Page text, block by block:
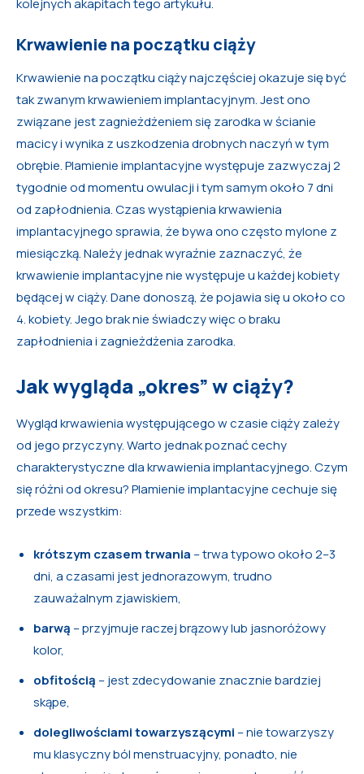
Krwawienie na początku ciąży
Krwawienie na początku ciąży najczęściej okazuje się być
tak zwanym krwawieniem implantacyjnym. Jest ono
związane jest zagnieżdżeniem się zarodka w ścianie
macicy i wynika z uszkodzenia drobnych naczyń w tym
obrębie. Plamienie implantacyjne występuje zazwyczaj 2
tygodnie od momentu owulacji i tym samym około 7 dni
od zapłodnienia. Czas wystąpienia krwawienia
implantacyjnego sprawia, że bywa ono często mylone z
miesiączką. Należy jednak wyraźnie zaznaczyć, że
krwawienie implantacyjne nie występuje u każdej kobiety
będącej w ciąży. Dane donoszą, że pojawia się u około co
4. kobiety. Jego brak nie świadczy więc o braku
zapłodnienia i zagnieżdżenia zarodka.
Jak wygląda „okres” w ciąży?
Wygląd krwawienia występującego w czasie ciąży zależy
od jego przyczyny. Warto jednak poznać cechy
charakterystyczne dla krwawienia implantacyjnego. Czym
się różni od okresu? Plamienie implantacyjne cechuje się
przede wszystkim:
krótszym czasem trwania – trwa typowo około 2–3
dni, a czasami jest jednorazowym, trudno
zauważalnym zjawiskiem,
barwą – przyjmuje raczej brązowy lub jasnoróżowy
kolor,
obfitością – jest zdecydowanie znacznie bardziej
skąpe,
dolegliwościami towarzyszącymi – nie towarzyszy
mu klasyczny ból menstruacyjny, ponadto, nie